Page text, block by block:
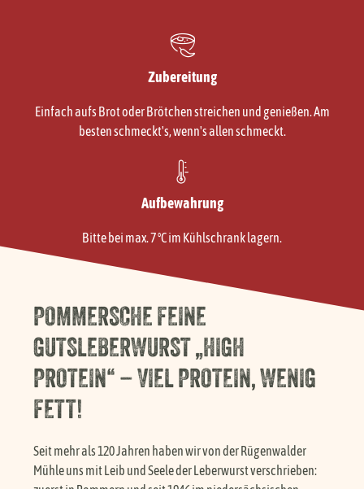
Zubereitung
Einfach aufs Brot oder Brötchen streichen und genießen. Am
besten schmeckt's, wenn's allen schmeckt.
Aufbewahrung
Bitte bei max. 7 °C im Kühlschrank lagern.
POMMERSCHE FEINE
GUTSLEBERWURST „HIGH
PROTEIN“ – VIEL PROTEIN, WENIG
FETT!
Seit mehr als 120 Jahren haben wir von der Rügenwalder
Mühle uns mit Leib und Seele der Leberwurst verschrieben: